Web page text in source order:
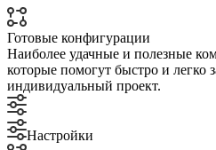
Готовые конфигурации
Наиболее удачные и полезные
которые помогут быстро и легко
индивидуальный проект.
Настройки